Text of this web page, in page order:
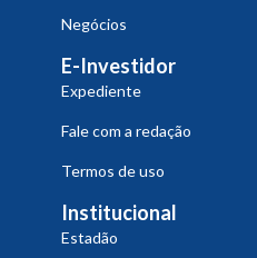
Negócios
E-Investidor
Expediente
Fale com a redação
Termos de uso
Institucional
Estadão